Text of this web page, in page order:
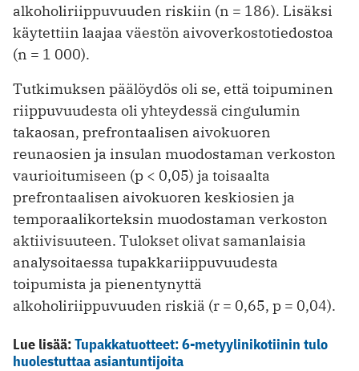
alkoholiriippuvuuden riskiin (n = 186). Lisäksi
käytettiin laajaa väestön aivoverkostotiedostoa
(n = 1 000).
Tutkimuksen päälöydös oli se, että toipuminen
riippuvuudesta oli yhteydessä cingulumin
takaosan, prefrontaalisen aivokuoren
reunaosien ja insulan muodostaman verkoston
vaurioitumiseen (p < 0,05) ja toisaalta
prefrontaalisen aivokuoren keskiosien ja
temporaalikorteksin muodostaman verkoston
aktiivisuuteen. Tulokset olivat samanlaisia
analysoitaessa tupakkariippuvuudesta
toipumista ja pienentynyttä
alkoholiriippuvuuden riskiä (r = 0,65, p = 0,04).
Lue lisää:Tupakkatuotteet: 6-metyylinikotiinin tulo
huolestuttaa asiantuntijoita